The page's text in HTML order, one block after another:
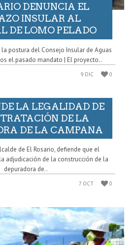
DENUNCIA EL
INSULAR AL
DE LOMO PELADO
postura del Consejo Insular de Aguas
el pasado mandato | El proyecto..
9 DIC 0
LA LEGALIDAD DE
DE LA
DE LA CAMPANA
de El Rosario, defiende que el
adjudicación de la construcción de la
depuradora de..
7 OCT 0